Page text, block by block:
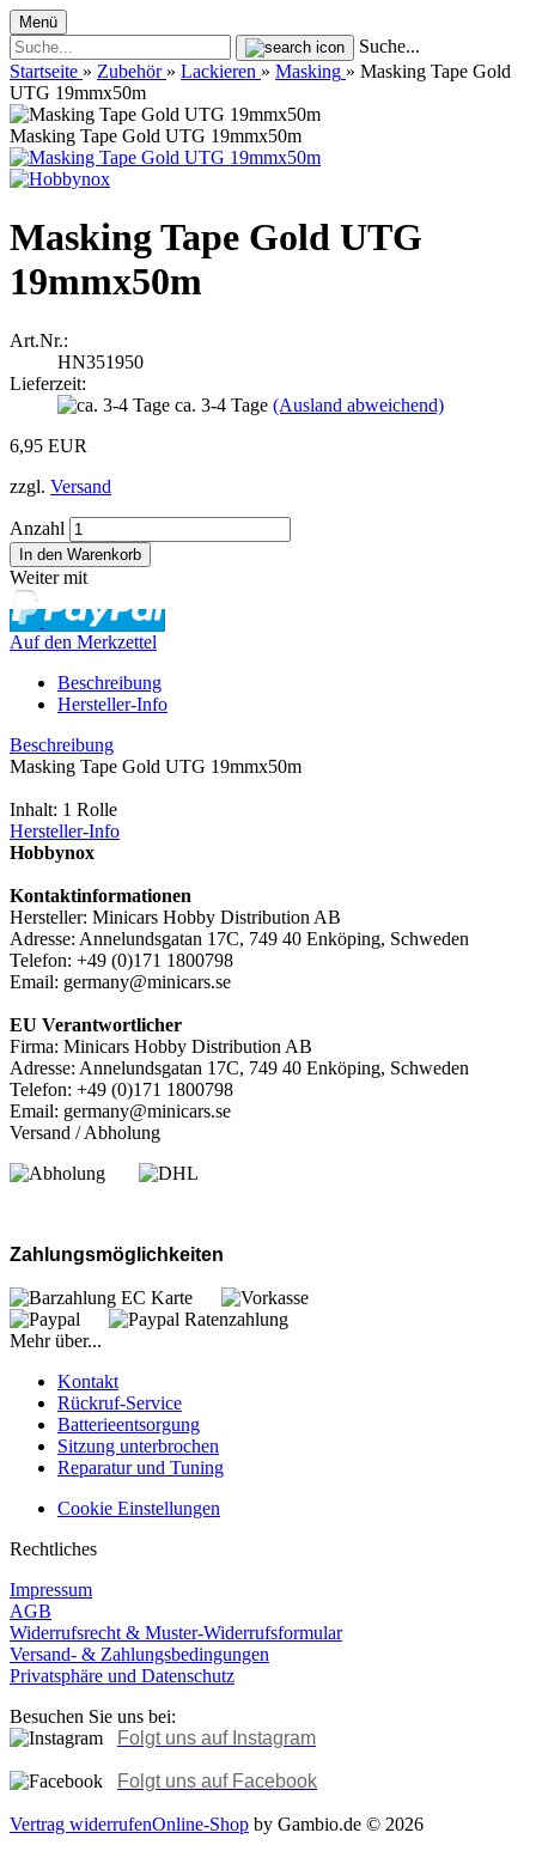
Menü
Suche...
Startseite » Zubehör » Lackieren » Masking » Masking Tape Gold
UTG 19mmx50m
Masking Tape Gold UTG 19mmx50m
Masking Tape Gold UTG
19mmx50m
Art.Nr.:
HN351950
Lieferzeit:
ca. 3-4 Tage (Ausland abweichend)
6,95 EUR
zzgl. Versand
Anzahl
Weiter mit
Auf den Merkzettel
Beschreibung
Hersteller-Info
Beschreibung
Masking Tape Gold UTG 19mmx50m
Inhalt: 1 Rolle
Hersteller-Info
Hobbynox
Kontaktinformationen
Hersteller: Minicars Hobby Distribution AB
Adresse: Annelundsgatan 17C, 749 40 Enköping, Schweden
Telefon: +49 (0)171 1800798
Email: germany@minicars.se
EU Verantwortlicher
Firma: Minicars Hobby Distribution AB
Adresse: Annelundsgatan 17C, 749 40 Enköping, Schweden
Telefon: +49 (0)171 1800798
Email: germany@minicars.se
Versand / Abholung
Zahlungsmöglichkeiten
Mehr über...
Kontakt
Rückruf-Service
Batterieentsorgung
Sitzung unterbrochen
Reparatur und Tuning
Cookie Einstellungen
Rechtliches
Impressum
AGB
Widerrufsrecht & Muster-Widerrufsformular
Versand- & Zahlungsbedingungen
Privatsphäre und Datenschutz
Besuchen Sie uns bei:
Folgt uns auf Instagram
Folgt uns auf Facebook
Vertrag widerrufenOnline-Shop by Gambio.de © 2026